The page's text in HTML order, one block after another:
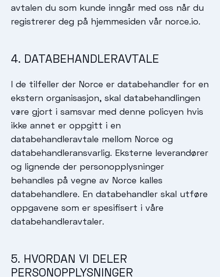
avtalen du som kunde inngår med oss når du
registrerer deg på hjemmesiden vår norce.io.
4. DATABEHANDLERAVTALE
I de tilfeller der Norce er databehandler for en
ekstern organisasjon, skal databehandlingen
være gjort i samsvar med denne policyen hvis
ikke annet er oppgitt i en
databehandleravtale mellom Norce og
databehandleransvarlig. Eksterne leverandører
og lignende der personopplysninger
behandles på vegne av Norce kalles
databehandlere. En databehandler skal utføre
oppgavene som er spesifisert i våre
databehandleravtaler.
5. HVORDAN VI DELER
PERSONOPPLYSNINGER